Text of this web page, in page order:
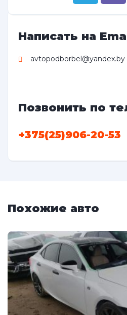
Написать на
avtopodborbel@yandex.by
Позвонить по
+375(25)906-20-53
Похожие авто